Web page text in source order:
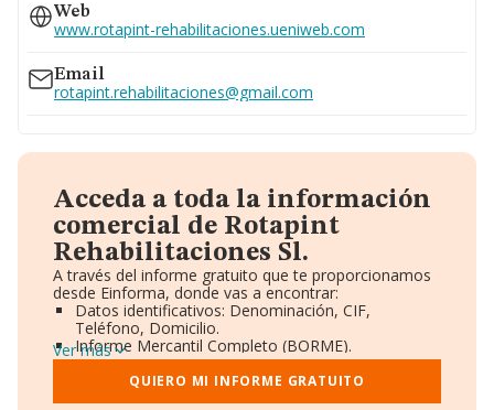
Web
www.rotapint-rehabilitaciones.ueniweb.com
Email
rotapint.rehabilitaciones@gmail.com
Acceda a toda la información
comercial de Rotapint
Rehabilitaciones Sl.
A través del informe gratuito que te proporcionamos
desde Einforma, donde vas a encontrar:
Datos identificativos: Denominación, CIF,
Teléfono, Domicilio.
Informe Mercantil Completo (BORME).
Gráficos de Evolución Ventas y Empleados.
Consejo de Administración y Administradores.
Directivos y Ejecutivos.
Ver más
QUIERO MI INFORME GRATUITO